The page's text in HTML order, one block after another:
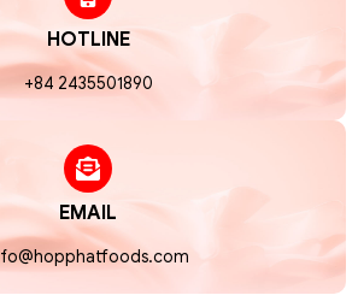
HOTLINE
+84 2435501890
EMAIL